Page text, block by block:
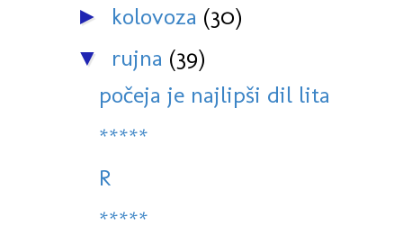
► kolovoza (30)
▼ rujna (39)
počeja je najlipši dil lita
*****
R
*****